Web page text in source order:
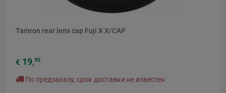
Tamron rear lens cap Fuji X X/CAP
€ 19,95
По предзаказу, срок доставки не известен